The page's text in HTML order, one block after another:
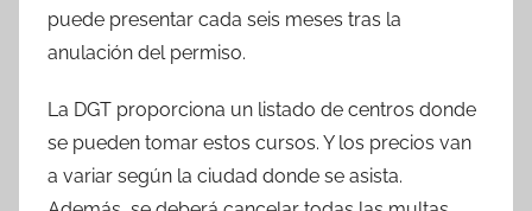
puede presentar cada seis meses tras la
anulación del permiso.
La DGT proporciona un listado de centros donde
se pueden tomar estos cursos. Y los precios van
a variar según la ciudad donde se asista.